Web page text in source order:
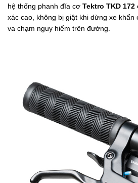
hệ thống phanh đĩa cơ Tektro TKD 172
xác cao, không bị giật khi dừng xe
va chạm nguy hiểm trên đường.